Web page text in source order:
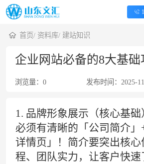
首页/ 资料库/ 建站知识
企业网站必备的8大基础
浏览量： 0 发布时间： 2025-
1. 品牌形象展示（核心基础
必须有清晰的「公司简介
详情页」！简介要突出核
程、团队实力，让客户快